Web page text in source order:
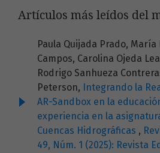
Artículos más leídos del
Paula Quijada Prado, María
Campos, Carolina Ojeda
Rodrigo Sanhueza
Peterson,
Integrando la
AR-Sandbox en la
experiencia en la
Cuencas Hidrográficas ,
49, Núm. 1 (2025): Revista